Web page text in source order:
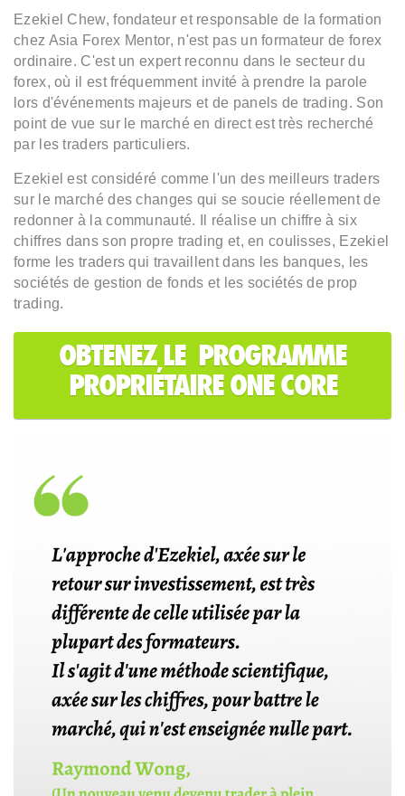
Ezekiel Chew, fondateur et responsable de la formation
chez Asia Forex Mentor, n'est pas un formateur de forex
ordinaire. C'est un expert reconnu dans le secteur du
forex, où il est fréquemment invité à prendre la parole
lors d'événements majeurs et de panels de trading. Son
point de vue sur le marché en direct est très recherché
par les traders particuliers.
Ezekiel est considéré comme l'un des meilleurs traders
sur le marché des changes qui se soucie réellement de
redonner à la communauté. Il réalise un chiffre à six
chiffres dans son propre trading et, en coulisses, Ezekiel
forme les traders qui travaillent dans les banques, les
sociétés de gestion de fonds et les sociétés de prop
trading.
OBTENEZ LE PROGRAMME
PROPRIÉTAIRE ONE CORE